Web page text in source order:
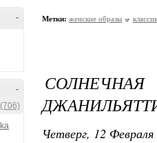
-
-
Метки: женские образы
Четверг, 12